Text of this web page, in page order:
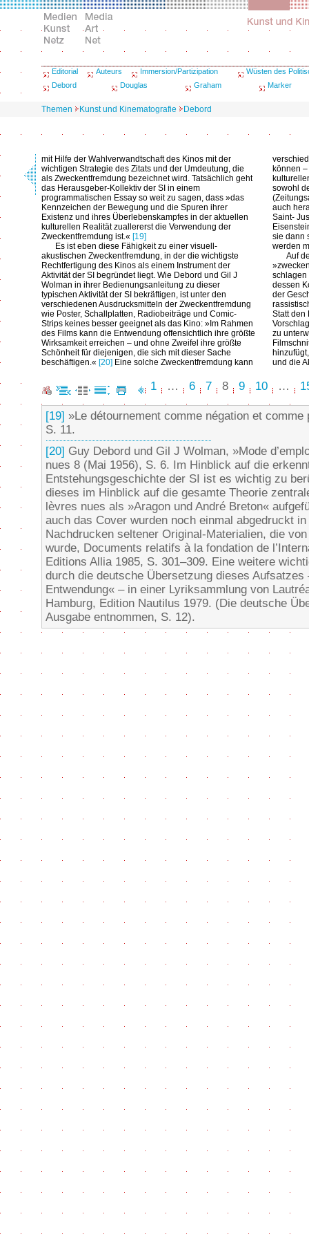
Editorial Auteurs Immersion/Partizipation
Wüsten des
Debord
Douglas Graham Marker
Themen Kunst und Kinematografie Debord
mit Hilfe der Wahlverwandtschaft des Kinos mit der
wichtigen Strategie des Zitats und der Umdeutung, die
als Zweckentfremdung bezeichnet wird. Tatsächlich geht
das Herausgeber-Kollektiv der SI in einem
programmatischen Essay so weit zu sagen, dass »das
Kennzeichen der Bewegung und die Spuren ihrer
Existenz und ihres Überlebenskampfes in der aktuellen
kulturellen Realität zuallererst die Verwendung der
Zweckentfremdung ist.« [19]
Es ist eben diese Fähigkeit zu einer visuell-
akustischen Zweckentfremdung, in der die wichtigste
Rechtfertigung des Kinos als einem Instrument der
Aktivität der SI begründet liegt. Wie Debord und Gil J
Wolman in ihrer Bedienungsanleitung zu dieser
typischen Aktivität der SI bekräftigen, ist unter den
verschiedenen Ausdrucksmitteln der Zweckentfremdung
wie Poster, Schallplatten, Radiobeiträge und Comic-
Strips keines besser geeignet als das Kino: »Im Rahmen
des Films kann die Entwendung offensichtlich ihre größte
Wirksamkeit erreichen – und ohne Zweifel ihre größte
Schönheit für diejenigen, die sich mit dieser Sache
beschäftigen.« [20] Eine solche Zweckentfremdung kann
können
sowohl
auch
Saint-
sie dann
werden
Auf
schlagen
dessen
der
Statt den
zu
und die
1 … 6 7 8 9 10 …
[19] »Le détournement comme négation et
S. 11.
[20] Guy Debord und Gil J Wolman, »Mode
nues 8 (Mai 1956), S. 6. Im Hinblick auf die
Entstehungsgeschichte der SI ist es wichtig zu
dieses im Hinblick auf die gesamte Theorie
lèvres nues als »Aragon und André Breton«
auch das Cover wurden noch einmal abgedruckt
Nachdrucken seltener Original-Materialien, die
wurde, Documents relatifs à la fondation de
Editions Allia 1985, S. 301–309. Eine weitere
durch die deutsche Übersetzung dieses
Entwendung« – in einer Lyriksammlung von
Hamburg, Edition Nautilus 1979. (Die deutsche
Ausgabe entnommen, S. 12).